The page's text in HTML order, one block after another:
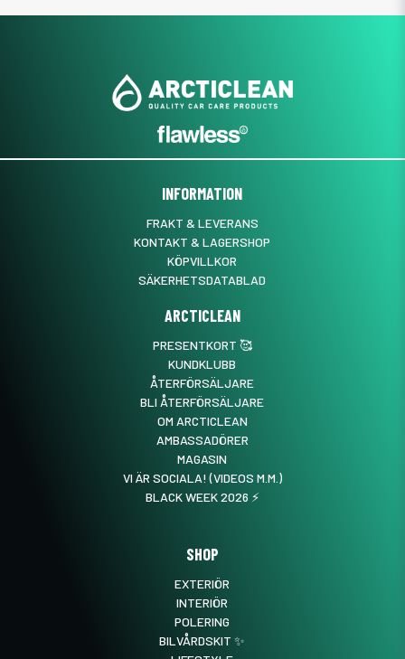
INFORMATION
FRAKT & LEVERANS
KONTAKT & LAGERSHOP
KÖPVILLKOR
SÄKERHETSDATABLAD
ARCTICLEAN
PRESENTKORT 🥰
KUNDKLUBB
ÅTERFÖRSÄLJARE
BLI ÅTERFÖRSÄLJARE
OM ARCTICLEAN
AMBASSADÖRER
MAGASIN
VI ÄR SOCIALA! (VIDEOS M.M.)
BLACK WEEK 2026 ⚡️
SHOP
EXTERIÖR
INTERIÖR
POLERING
BILVÅRDSKIT ✨